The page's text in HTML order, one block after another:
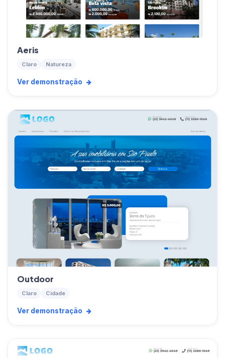
Aeris
Claro Natureza
Ver demonstração
Outdoor
Claro Cidade
Ver demonstração